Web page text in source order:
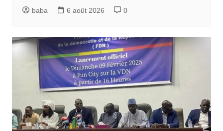
baba 6 août 2026 0